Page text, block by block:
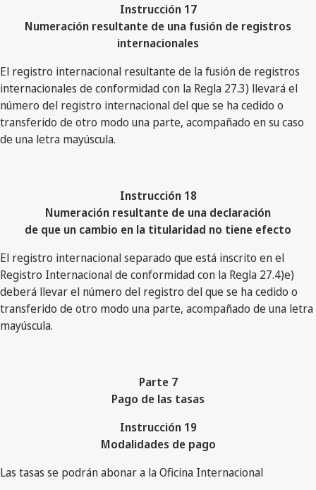
Instrucción 17
Numeración resultante de una fusión de registros
internacionales
El registro internacional resultante de la fusión de registros
internacionales de conformidad con la Regla 27.3) llevará el
número del registro internacional del que se ha cedido o
transferido de otro modo una parte, acompañado en su caso
de una letra mayúscula.
Instrucción 18
Numeración resultante de una declaración
de que un cambio en la titularidad no tiene efecto
El registro internacional separado que está inscrito en el
Registro Internacional de conformidad con la Regla 27.4)e)
deberá llevar el número del registro del que se ha cedido o
transferido de otro modo una parte, acompañado de una letra
mayúscula.
Parte 7
Pago de las tasas
Instrucción 19
Modalidades de pago
Las tasas se podrán abonar a la Oficina Internacional